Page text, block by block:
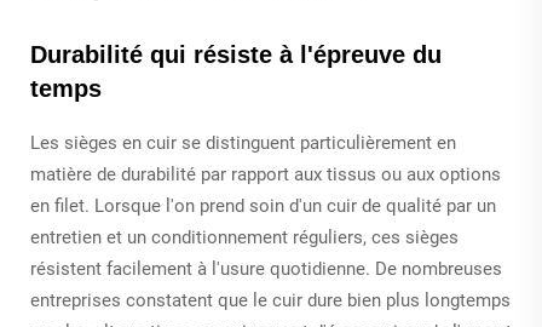
Durabilité qui résiste à l'épreuve du
temps
Les sièges en cuir se distinguent particulièrement en
matière de durabilité par rapport aux tissus ou aux options
en filet. Lorsque l'on prend soin d'un cuir de qualité par un
entretien et un conditionnement réguliers, ces sièges
résistent facilement à l'usure quotidienne. De nombreuses
entreprises constatent que le cuir dure bien plus longtemps